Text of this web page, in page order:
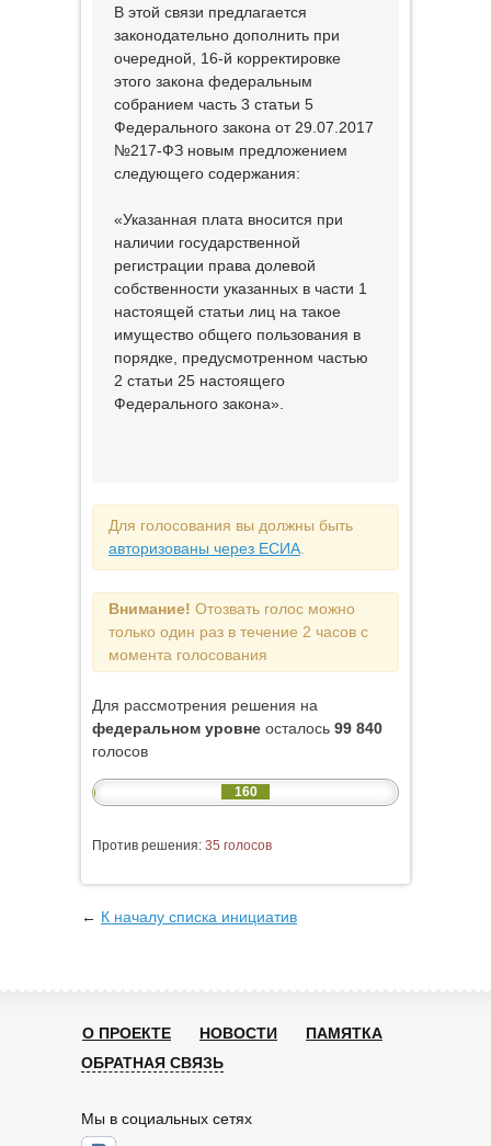
В этой связи предлагается
законодательно дополнить при
очередной, 16-й корректировке
этого закона федеральным
собранием часть 3 статьи 5
Федерального закона от 29.07.2017
№217-ФЗ новым предложением
следующего содержания:
«Указанная плата вносится при
наличии государственной
регистрации права долевой
собственности указанных в части 1
настоящей статьи лиц на такое
имущество общего пользования в
порядке, предусмотренном частью
2 статьи 25 настоящего
Федерального закона».
Для голосования вы должны быть
авторизованы через ЕСИА
Внимание! Отозвать голос можно
только один раз в течение 2 часов с
момента голосования
Для рассмотрения решения на
федеральном уровне осталось 99 840
голосов
160
Против решения: 35 голосов
← К началу списка инициатив
О ПРОЕКТЕ НОВОСТИ
ПАМЯТКА
ОБРАТНАЯ СВЯЗЬ
Мы в социальных сетях